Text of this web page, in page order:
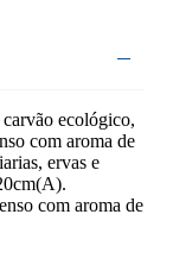
ecológico,
com aroma de
ervas e
com aroma de